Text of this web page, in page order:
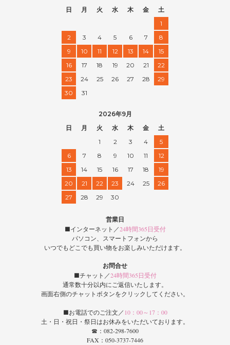
日
月 火 水 木 金
土
1
2
3 4 5 6 7
8
9
10 11 12 13 14
15
16
17 18 19 20 21
22
23
24 25 26 27 28
29
30
31
2026年9月
日
月 火 水 木 金
土
1
2 3 4
5
6
7 8 9 10 11
12
13
14 15 16 17 18
19
20
21 22 23 24 25
26
27
28 29 30
営業日
■インターネット／24時間365日受付
パソコン、スマートフォンから
いつでもどこでも買い物をお楽しみいただけます。
お問合せ
■チャット／24時間365日受付
通常数十分以内にご返信いたします。
画面右側のチャットボタンをクリックしてください。
■お電話でのご注文／ 10：00～17：00
土・日・祝日・祭日はお休みをいただいております。
☎：082-298-7600
FAX：050-3737-7446